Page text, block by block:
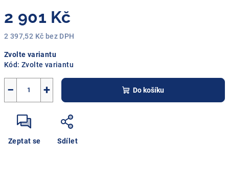
2 901 Kč
2 397,52 Kč bez DPH
cena:
Zvolte variantu
Kód: Zvolte variantu
+
− Do košíku
Zeptat se Sdílet